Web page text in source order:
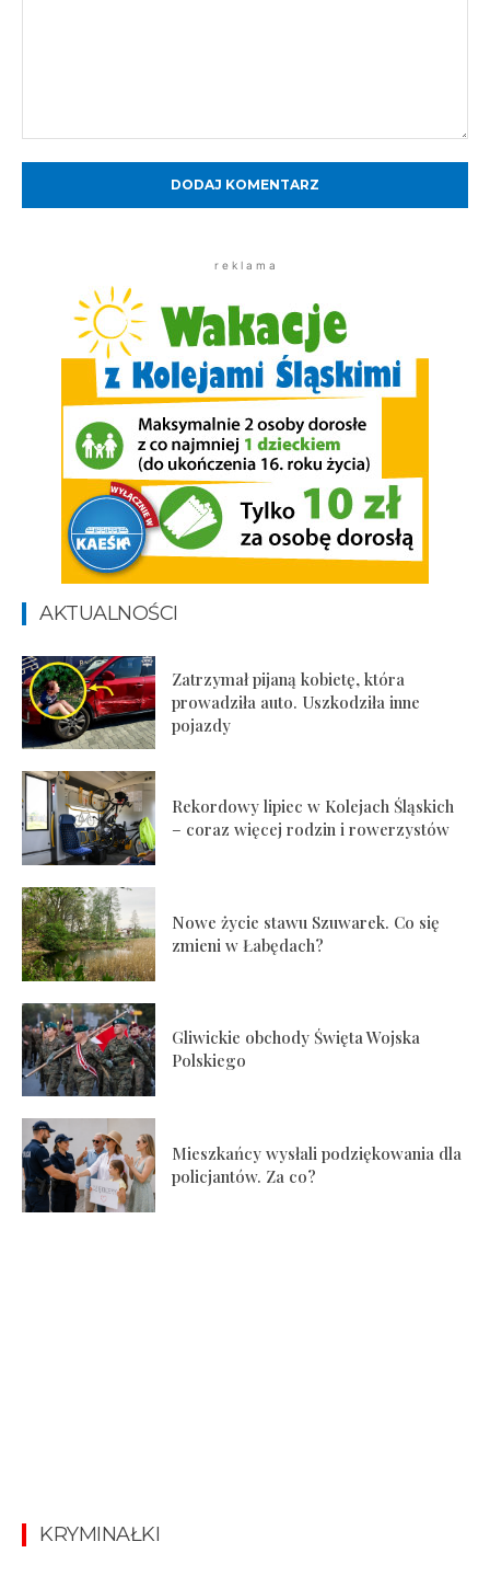
r e k l a m a
AKTUALNOŚCI
Zatrzymał pijaną kobietę, która
prowadziła auto. Uszkodziła inne
pojazdy
Rekordowy lipiec w Kolejach Śląskich
– coraz więcej rodzin i rowerzystów
Nowe życie stawu Szuwarek. Co się
zmieni w Łabędach?
Gliwickie obchody Święta Wojska
Polskiego
Mieszkańcy wysłali podziękowania dla
policjantów. Za co?
KRYMINAŁKI